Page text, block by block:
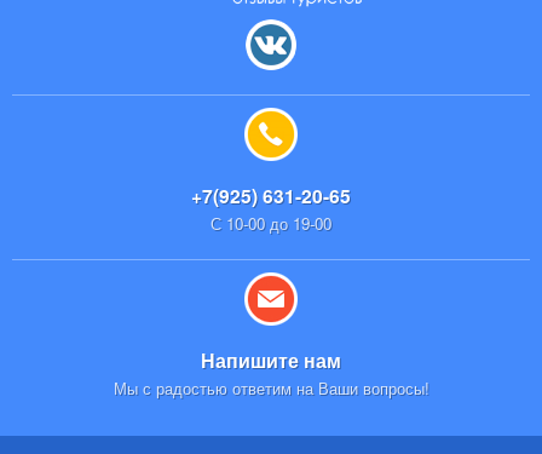
+7(925) 631-20-65
С 10-00 до 19-00
Напишите нам
Мы с радостью ответим на Ваши вопросы!